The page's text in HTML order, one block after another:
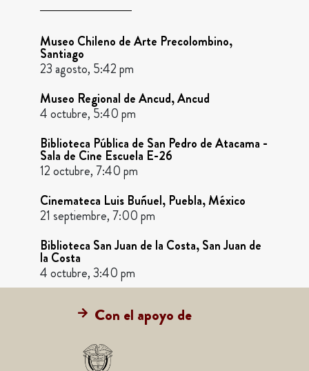
Museo Chileno de Arte Precolombino,
Santiago
23 agosto, 5:42 pm
Museo Regional de Ancud, Ancud
4 octubre, 5:40 pm
Biblioteca Pública de San Pedro de Atacama -
Sala de Cine Escuela E-26
12 octubre, 7:40 pm
Cinemateca Luis Buñuel, Puebla, México
21 septiembre, 7:00 pm
Biblioteca San Juan de la Costa, San Juan de
la Costa
4 octubre, 3:40 pm
Con el apoyo de